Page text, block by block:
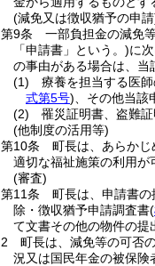
(減免又は徴収猶予の申
第9条
一部負担金の減免
「申請書」という。)に
の事由がある場合は、当
(1)
療養を担当する医
式第5号) 、その他当
(2)
罹災証明書、盗難
(他制度の活用等)
第10条
町長は、あらか
適切な福祉施策の利用が
(審査)
第11条
町長は、申請書
除・徴収猶予申請調査書(
て文書その他の物件の提
2
町長は、減免等の可否
況又は国民年金の被保険